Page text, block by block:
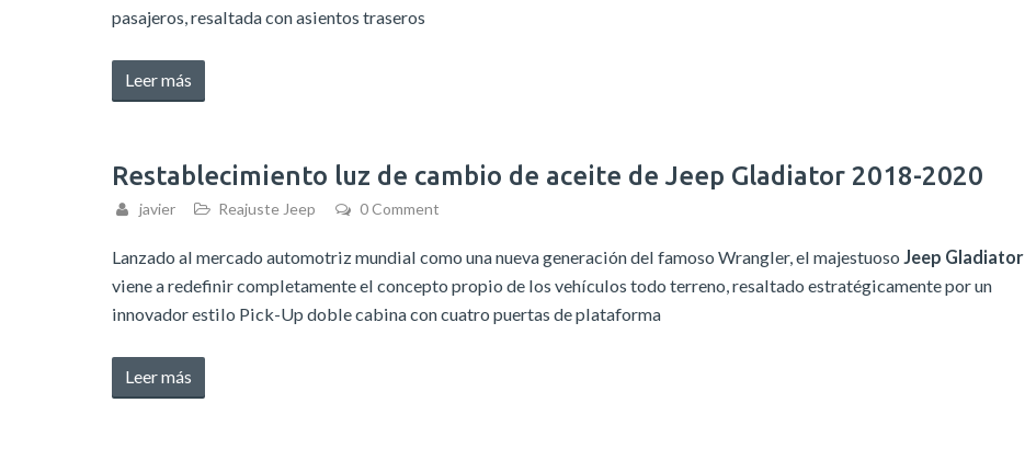
pasajeros, resaltada con asientos traseros
Leer más
intervalo
Toyota
Tundra
2015-
2020»
Restablecimiento luz de cambio de aceite de Jeep Gladiator 2018-2020
javier Reajuste Jeep 0 Comment
Lanzado al mercado automotriz mundial como una nueva generación del famoso Wrangler, el majestuoso Jeep Gladiator
viene a redefinir completamente el concepto propio de los vehículos todo terreno, resaltado estratégicamente por un
innovador estilo Pick-Up doble cabina con cuatro puertas de plataforma
Leer más
luz